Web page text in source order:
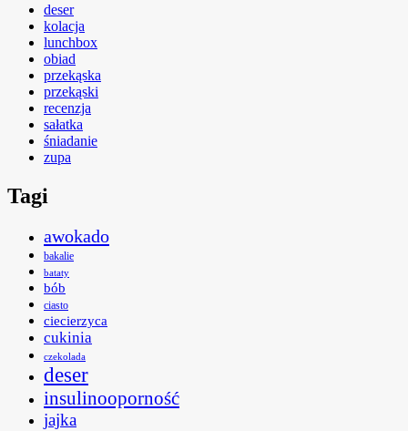
deser
kolacja
lunchbox
obiad
przekąska
przekąski
recenzja
sałatka
śniadanie
zupa
Tagi
awokado
bakalie
bataty
bób
ciasto
ciecierzyca
cukinia
czekolada
deser
insulinooporność
jajka